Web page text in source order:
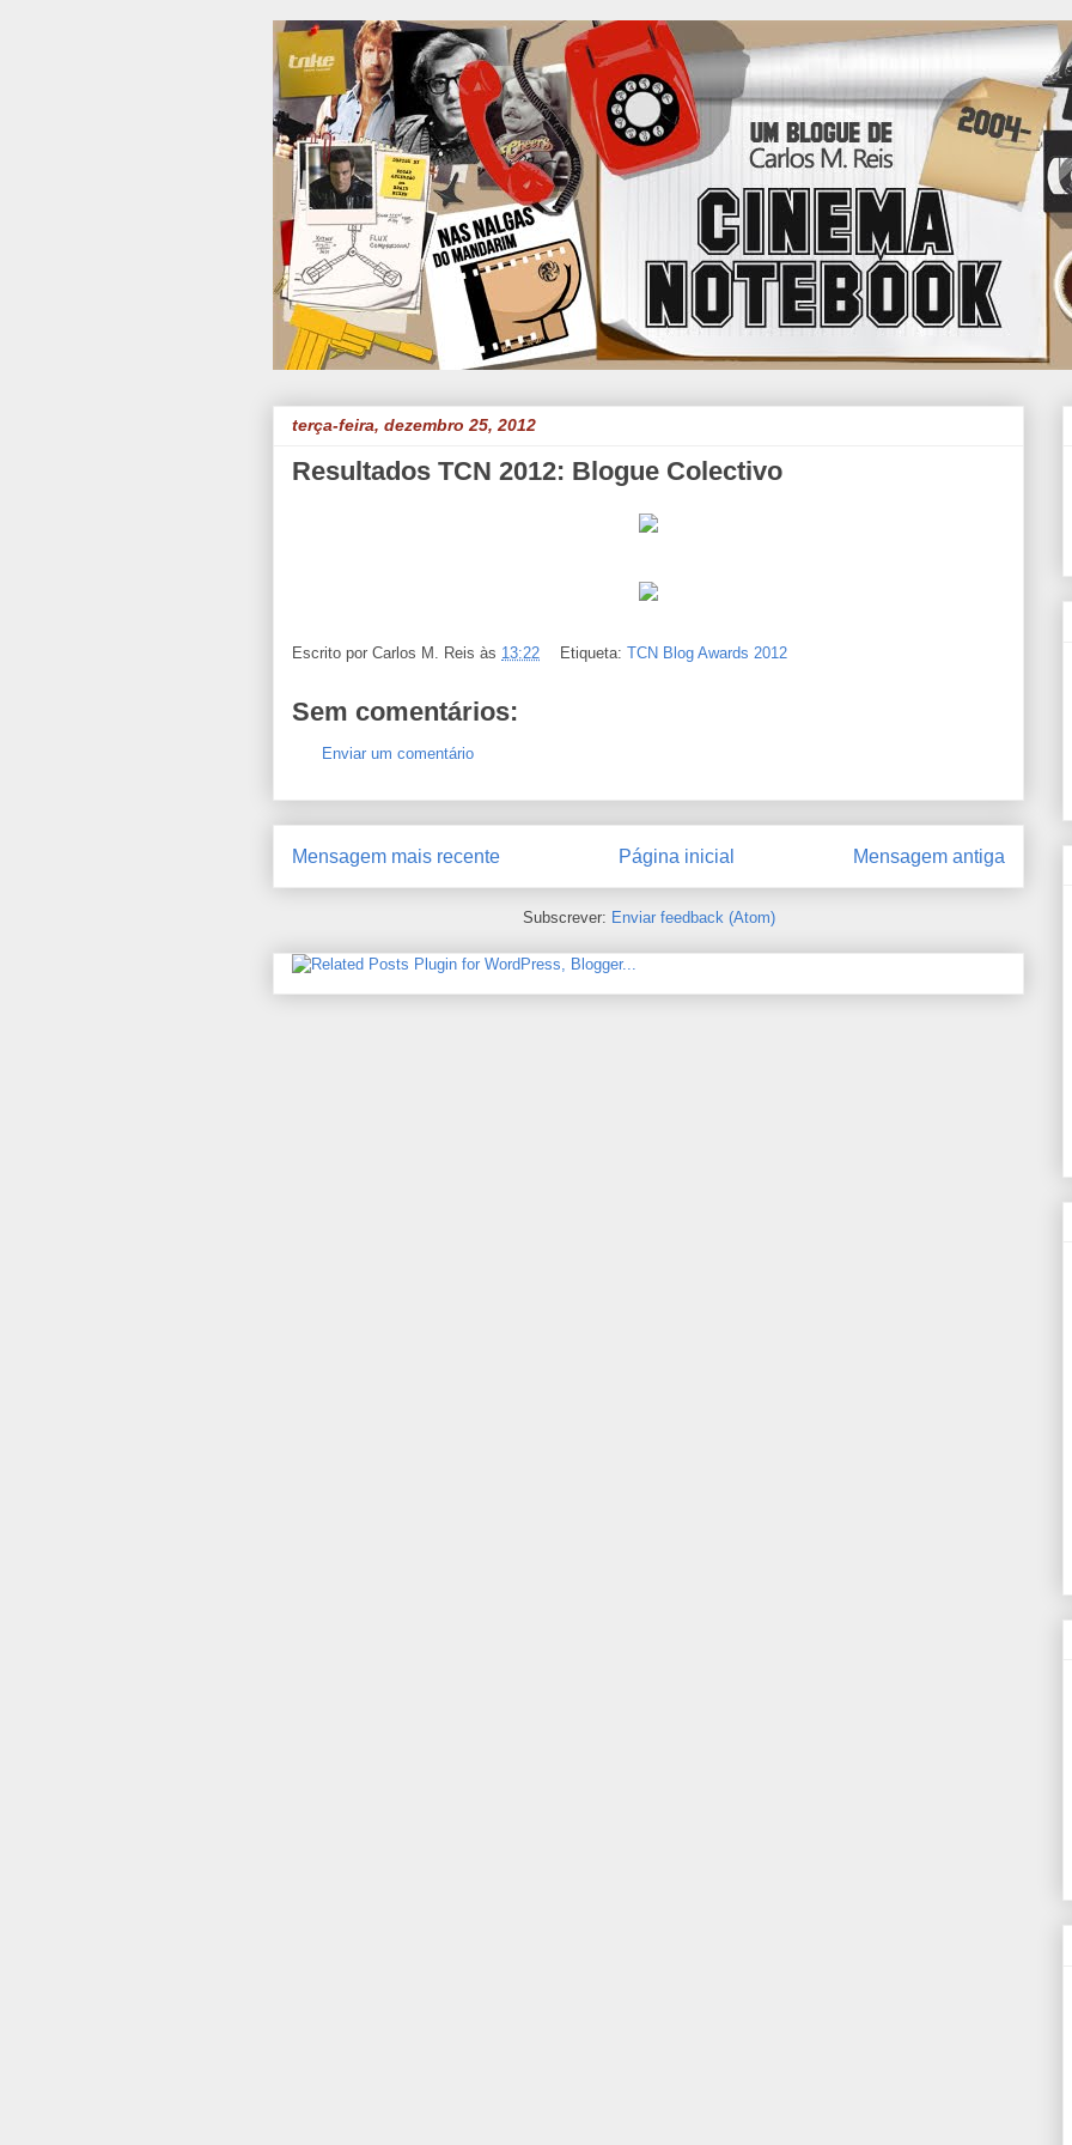
terça-feira, dezembro 25, 2012
Resultados TCN 2012: Blogue Colectivo
Escrito por Carlos M. Reis às 13:22 Etiqueta: TCN Blog Awards 2012
Sem comentários:
Enviar um comentário
Mensagem mais recente Mensagem antiga
Página inicial
Subscrever: Enviar feedback (Atom)